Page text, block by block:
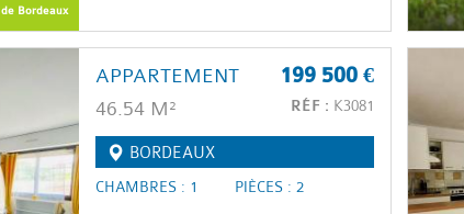
Bordeaux
199 500 €
RÉF : K3081
APPARTEMENT
46.54 M²
BORDEAUX
CHAMBRES : 1 PIÈCES : 2